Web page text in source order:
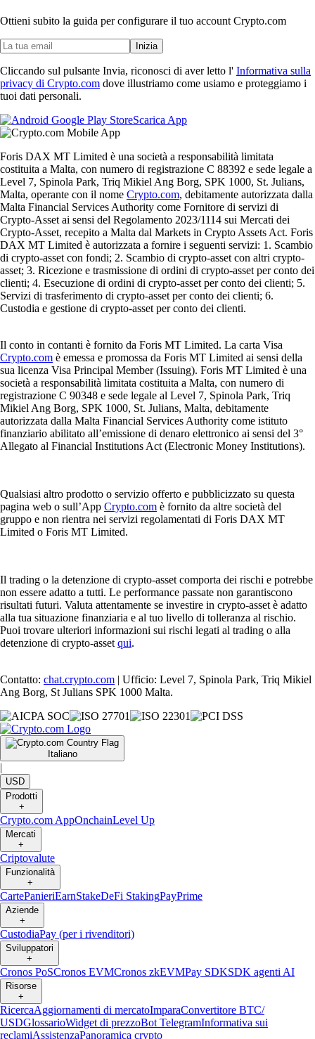
Ottieni subito la guida per configurare il tuo account Crypto.com
Inizia
Cliccando sul pulsante Invia, riconosci di aver letto l' Informativa sulla
privacy di Crypto.com dove illustriamo come usiamo e proteggiamo i
tuoi dati personali.
Scarica App
Foris DAX MT Limited è una società a responsabilità limitata
costituita a Malta, con numero di registrazione C 88392 e sede legale a
Level 7, Spinola Park, Triq Mikiel Ang Borg, SPK 1000, St. Julians,
Malta, operante con il nome Crypto.com, debitamente autorizzata dalla
Malta Financial Services Authority come Fornitore di servizi di
Crypto-Asset ai sensi del Regolamento 2023/1114 sui Mercati dei
Crypto-Asset, recepito a Malta dal Markets in Crypto Assets Act. Foris
DAX MT Limited è autorizzata a fornire i seguenti servizi: 1. Scambio
di crypto-asset con fondi; 2. Scambio di crypto-asset con altri crypto-
asset; 3. Ricezione e trasmissione di ordini di crypto-asset per conto dei
clienti; 4. Esecuzione di ordini di crypto-asset per conto dei clienti; 5.
Servizi di trasferimento di crypto-asset per conto dei clienti; 6.
Custodia e gestione di crypto-asset per conto dei clienti.
Il conto in contanti è fornito da Foris MT Limited. La carta Visa
Crypto.com è emessa e promossa da Foris MT Limited ai sensi della
sua licenza Visa Principal Member (Issuing). Foris MT Limited è una
società a responsabilità limitata costituita a Malta, con numero di
registrazione C 90348 e sede legale al Level 7, Spinola Park, Triq
Mikiel Ang Borg, SPK 1000, St. Julians, Malta, debitamente
autorizzata dalla Malta Financial Services Authority come istituto
finanziario abilitato all’emissione di denaro elettronico ai sensi del 3°
Allegato al Financial Institutions Act (Electronic Money Institutions).
Qualsiasi altro prodotto o servizio offerto e pubblicizzato su questa
pagina web o sull’App Crypto.com è fornito da altre società del
gruppo e non rientra nei servizi regolamentati di Foris DAX MT
Limited o Foris MT Limited.
Il trading o la detenzione di crypto-asset comporta dei rischi e potrebbe
non essere adatto a tutti. Le performance passate non garantiscono
risultati futuri. Valuta attentamente se investire in crypto-asset è adatto
alla tua situazione finanziaria e al tuo livello di tolleranza al rischio.
Puoi trovare ulteriori informazioni sui rischi legati al trading o alla
detenzione di crypto-asset qui.
Contatto: chat.crypto.com | Ufficio: Level 7, Spinola Park, Triq Mikiel
Ang Borg, St Julians SPK 1000 Malta.
Italiano
|
USD
Prodotti
+
Crypto.com AppOnchainLevel Up
Mercati
+
Criptovalute
Funzionalità
+
CartePanieriEarnStakeDeFi StakingPayPrime
Aziende
+
CustodiaPay (per i rivenditori)
Sviluppatori
+
Cronos PoSCronos EVMCronos zkEVMPay SDKSDK agenti AI
Risorse
+
RicercaAggiornamenti di mercatoImparaConvertitore BTC/
USDGlossarioWidget di prezzoBot TelegramInformativa sui
reclamiAssistenzaPanoramica crypto